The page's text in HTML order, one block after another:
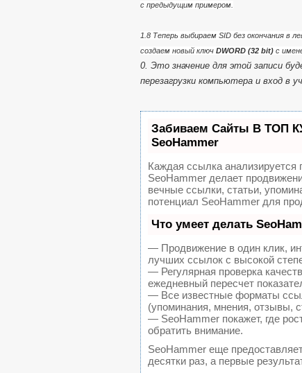
с предыдущим примером.
1.8 Теперь выбираем SID без окончания в
создаем новый ключ DWORD (32 bit) с
0. Это значение для этой записи
перезагрузки компьютера и вход в
Забиваем Сайты В ТОП
SeoHammer
Каждая ссылка анализируется
SeoHammer делает
вечные ссылки, статьи,
потенциал SeoHammer для
Что умеет делать
— Продвижение в один клик,
лучших ссылок с высокой
— Регулярная проверка
ежедневный пересчет
— Все известные форматы
(упоминания, мнения, отзывы,
— SeoHammer покажет, где
обратить внимание.
SeoHammer еще
десятки раз, а первые